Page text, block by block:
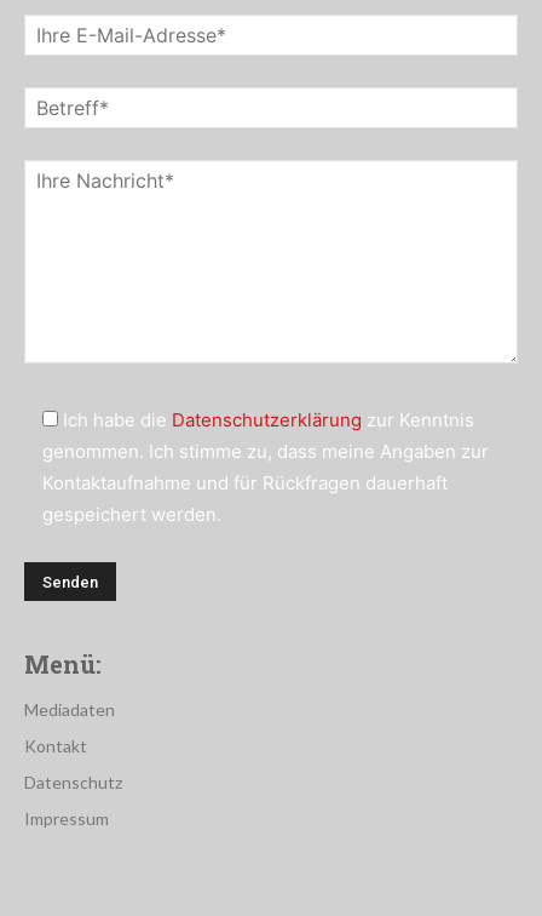
Ich habe die Datenschutzerklärung zur Kenntnis
genommen. Ich stimme zu, dass meine Angaben zur
Kontaktaufnahme und für Rückfragen dauerhaft
gespeichert werden.
Menü:
Mediadaten
Kontakt
Datenschutz
Impressum